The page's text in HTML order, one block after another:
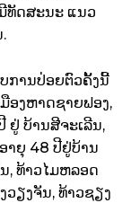
ທັດສະນະ ແນວ
ການປ່ອຍຕົວຄັ້ງນີ້
ອງຫາດຊາຍຟອງ,
ຢູ່ ບ້ານສີຈະເລີນ,
າຍຸ 48 ປີຢູ່ບ້ານ
, ທ້າວໄມຫລອດ
ວຽງຈັນ, ທ້າວຊຽງ